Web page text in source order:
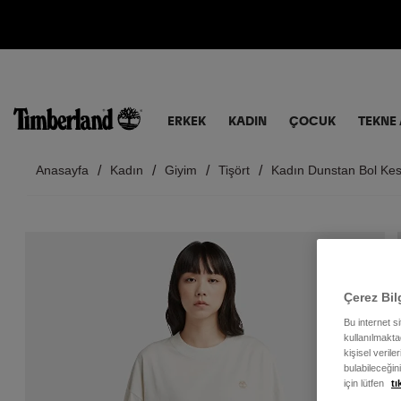
ERKEK KADIN ÇOCUK TEKNE
Anasayfa Kadın Giyim Tişört Kadın Dunstan Bol
Çerez
Bu internet
kişisel
için lütfen